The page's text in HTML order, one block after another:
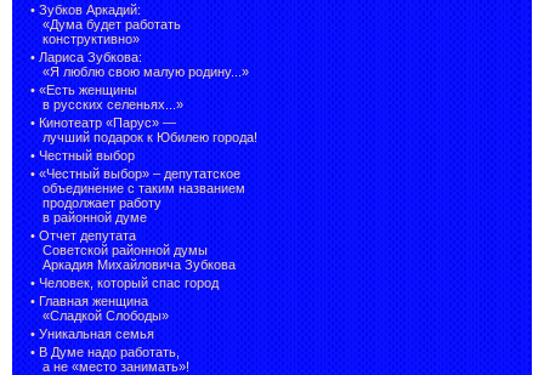
• Зубков Аркадий:
«Дума будет работать
конструктивно»
• Лариса Зубкова:
«Я люблю свою малую родину...»
• «Есть женщины
в русских селеньях...»
• Кинотеатр «Парус» —
лучший подарок к Юбилею города!
• Честный выбор
• «Честный выбор» – депутатское
объединение с таким названием
продолжает работу
в районной думе
• Отчет депутата
Советской районной думы
Аркадия Михайловича Зубкова
• Человек, который спас город
• Главная женщина
«Сладкой Слободы»
• Уникальная семья
• В Думе надо работать,
а не «место занимать»!